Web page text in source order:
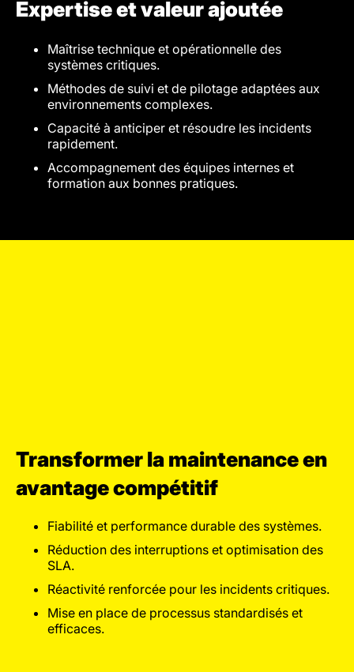
Expertise et valeur ajoutée
Maîtrise technique et opérationnelle des
systèmes critiques.
Méthodes de suivi et de pilotage adaptées aux
environnements complexes.
Capacité à anticiper et résoudre les incidents
rapidement.
Accompagnement des équipes internes et
formation aux bonnes pratiques.
Transformer la maintenance en
avantage compétitif
Fiabilité et performance durable des systèmes.
Réduction des interruptions et optimisation des
SLA.
Réactivité renforcée pour les incidents critiques.
Mise en place de processus standardisés et
efficaces.